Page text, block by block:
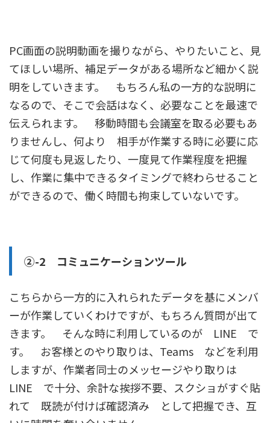
PC画面の説明動画を撮りながら、やりたいこと、見
てほしい場所、補足データがある場所など細かく説
明をしていきます。 もちろん私の一方的な説明に
なるので、そこで会話はなく、必要なことを最速で
伝えられます。 移動時間も会議室を取る必要もあ
りませんし、何より 相手が作業する時に必要に応
じて何度も見返したり、一度見て作業程度を把握
し、作業に集中できるタイミングで終わらせること
ができるので、働く時間も拘束していないです。
②-2 コミュニケーションツール
こちらから一方的に入れられたデータを基にメンバ
ーが作業していくわけですが、もちろん質問が出て
きます。 そんな時に利用しているのが LINE で
す。 お客様とのやり取りは、Teams などを利用
しますが、作業者同士のメッセージやり取りは
LINE で十分、余計な挨拶不要、スクショがすぐ貼
れて 既読が付けば確認済み として把握でき、互